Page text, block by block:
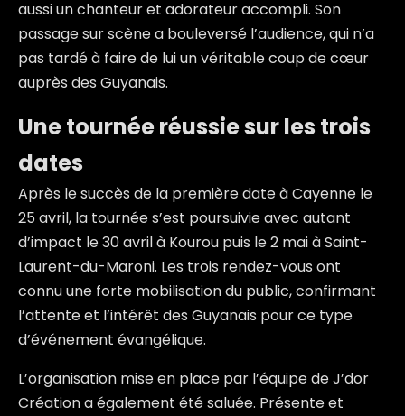
aussi un chanteur et adorateur accompli. Son
passage sur scène a bouleversé l’audience, qui n’a
pas tardé à faire de lui un véritable coup de cœur
auprès des Guyanais.
Une tournée réussie sur les trois
dates
Après le succès de la première date à Cayenne le
25 avril, la tournée s’est poursuivie avec autant
d’impact le 30 avril à Kourou puis le 2 mai àSaint-
Laurent-du-Maroni. Les trois rendez-vous ont
connu une forte mobilisation du public, confirmant
l’attente et l’intérêt des Guyanais pour ce type
d’événement évangélique.
L’organisation mise en place par l’équipe de J’dor
Création a également été saluée. Présente et